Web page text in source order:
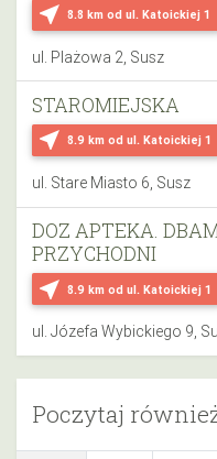
near_me 8.8 km od ul. Katoickiej 1
ul. Plażowa 2, Susz
near_me 8.9 km od ul. Katoickiej 1
STAROMIEJSKA
ul. Stare Miasto 6, Susz
near_me 8.9 km od ul. Katoickiej 1
DOZ APTEKA.
PRZYCHODNI
ul. Józefa Wybickiego 9,
Poczytaj